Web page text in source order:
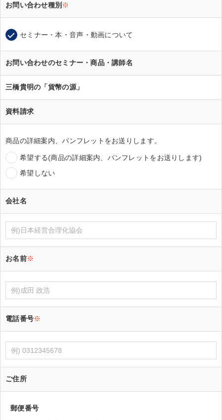
お問い合わせ種別 ※
セミナー・本・音声・動画について
お問い合わせのセミナー・商品・講師名
三橋貴明の「貨幣の源」
資料請求
商品の詳細案内、パンフレットをお送りします。
希望する(商品の詳細案内、パンフレットをお送りします)
希望しない
会社名
お名前※
電話番号※
ご住所
郵便番号